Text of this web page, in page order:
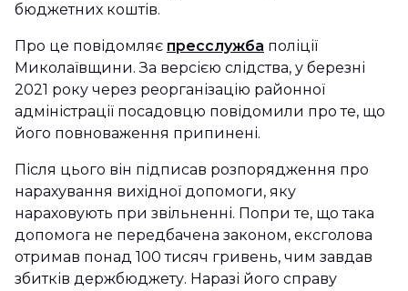
бюджетних коштів.
Про це повідомляє пресслужба поліції
Миколаївщини. За версією слідства, у березні
2021 року через реорганізацію районної
адміністрації посадовцю повідомили про те, що
його повноваження припинені.
Після цього він підписав розпорядження про
нарахування вихідної допомоги, яку
нараховують при звільненні. Попри те, що така
допомога не передбачена законом, ексголова
отримав понад 100 тисяч гривень, чим завдав
збитків держбюджету. Наразі його справу